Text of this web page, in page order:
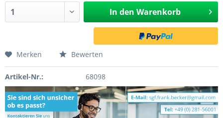
In den Warenkorb
Merken Bewerten
Artikel-Nr.: 68098